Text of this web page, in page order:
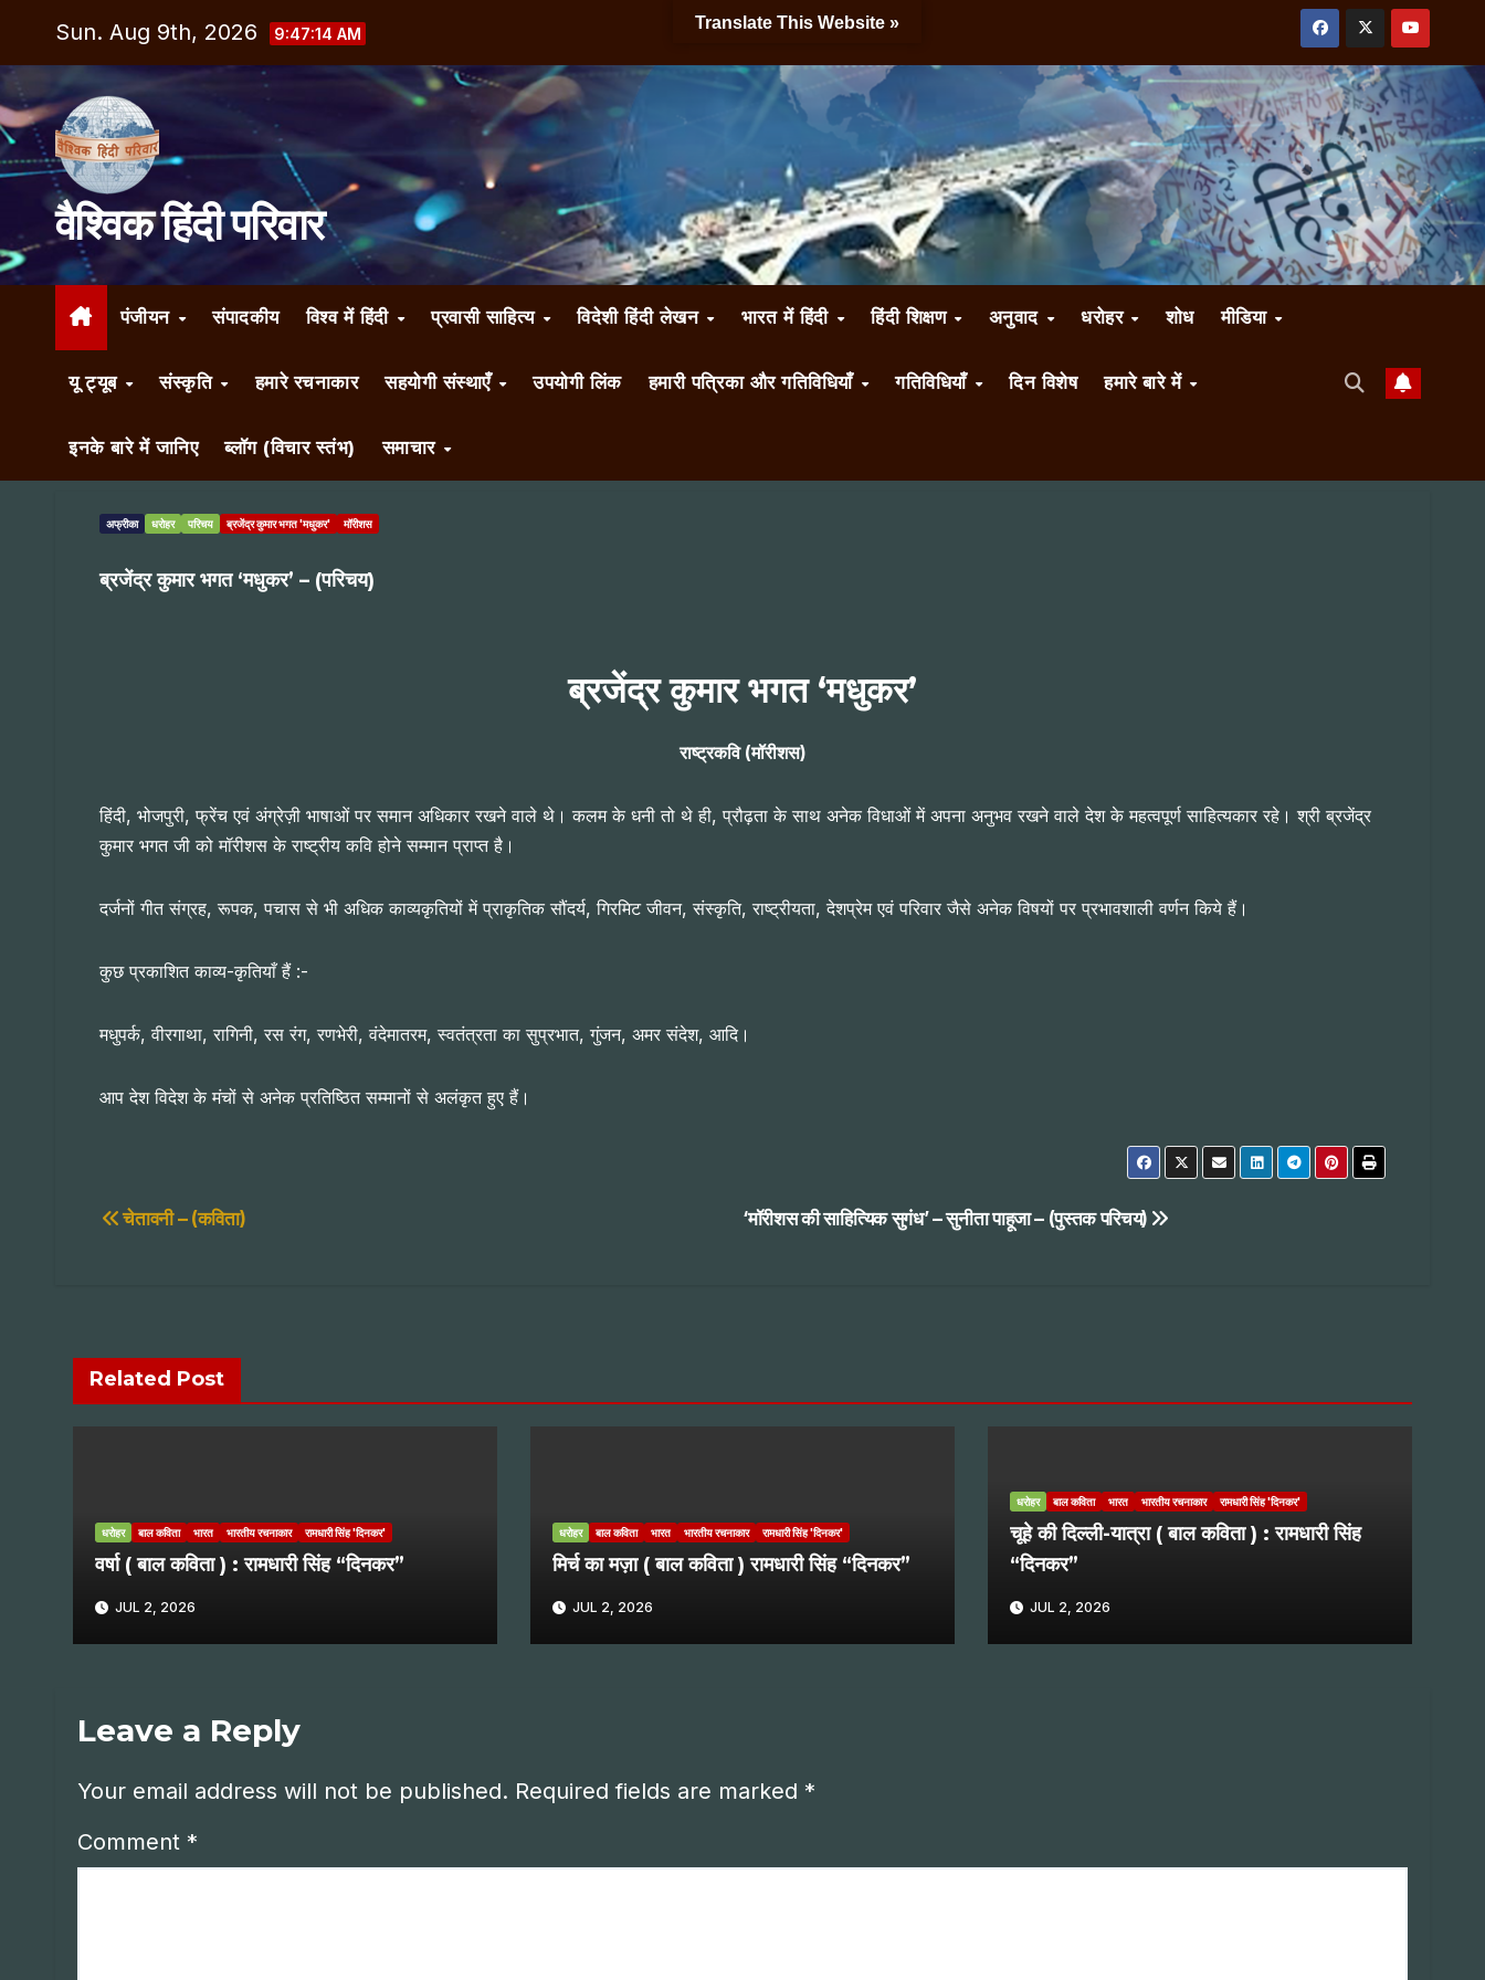
content
Sun. Aug 9th, 2026 9:47:15 AM
वैश्विक हिंदी परिवार
पंजीयन संपादकीय विश्व में हिंदी प्रवासी साहित्य विदेशी हिंदी लेखन भारत में हिंदी हिंदी शिक्षण अनुवाद धरोहर शोध मीडिया
यू ट्यूब संस्कृति हमारे रचनाकार सहयोगी संस्थाएँ उपयोगी लिंक हमारी पत्रिका और गतिविधियाँ गतिविधियाँ दिन विशेष हमारे बारे में
इनके बारे में जानिए ब्लॉग (विचार स्तंभ) समाचार
अफ्रीका धरोहर परिचय ब्रजेंद्र कुमार भगत 'मधुकर' मॉरीशस
ब्रजेंद्र कुमार भगत ‘मधुकर’ – (परिचय)
ब्रजेंद्र कुमार भगत ‘मधुकर’
राष्ट्रकवि (मॉरीशस)
हिंदी, भोजपुरी, फ्रेंच एवं अंग्रेज़ी भाषाओं पर समान अधिकार रखने वाले थे। कलम के धनी तो थे ही, प्रौढ़ता के साथ अनेक विधाओं में अपना अनुभव रखने वाले देश के महत्वपूर्ण साहित्यकार रहे। श्री ब्रजेंद्र
कुमार भगत जी को मॉरीशस के राष्ट्रीय कवि होने सम्मान प्राप्त है।
दर्जनों गीत संग्रह, रूपक, पचास से भी अधिक काव्यकृतियों में प्राकृतिक सौंदर्य, गिरमिट जीवन, संस्कृति, राष्ट्रीयता, देशप्रेम एवं परिवार जैसे अनेक विषयों पर प्रभावशाली वर्णन किये हैं।
कुछ प्रकाशित काव्य-कृतियाँ हैं :-
मधुपर्क, वीरगाथा, रागिनी, रस रंग, रणभेरी, वंदेमातरम, स्वतंत्रता का सुप्रभात, गुंजन, अमर संदेश, आदि।
आप देश विदेश के मंचों से अनेक प्रतिष्ठित सम्मानों से अलंकृत हुए हैं।
Post
‘मॉरीशस की साहित्यिक सुगंध’ – सुनीता पाहूजा – (पुस्तक परिचय)
चेतावनी – (कविता)
Related Post
धरोहर बाल कविता भारत भारतीय रचनाकार रामधारी सिंह 'दिनकर'
वर्षा ( बाल कविता ) : रामधारी सिंह “दिनकर”
JUL 2, 2026
धरोहर बाल कविता भारत भारतीय रचनाकार रामधारी सिंह 'दिनकर'
मिर्च का मज़ा ( बाल कविता ) रामधारी सिंह “दिनकर”
JUL 2, 2026
धरोहर बाल कविता भारत भारतीय रचनाकार रामधारी सिंह 'दिनकर'
चूहे की दिल्ली-यात्रा ( बाल कविता ) : रामधारी सिंह
“दिनकर”
JUL 2, 2026
Leave a Reply
Your email address will not be published. Required fields are marked *
Comment *
Translate This Website »